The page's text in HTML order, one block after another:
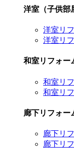
洋室（子供部
洋室リ
洋室リ
和室リフォー
和室リ
和室リ
廊下リフォー
廊下リ
廊下リ